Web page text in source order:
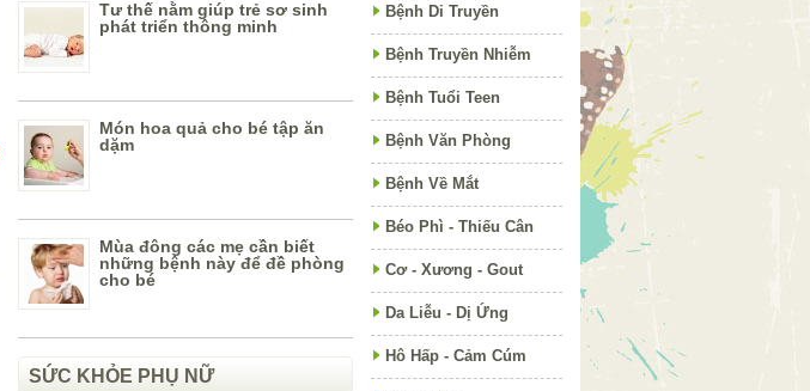
Tư thế nằm giúp trẻ sơ sinh
phát triển thông minh
Món hoa quả cho bé tập ăn
dặm
Mùa đông các mẹ cần biết
những bệnh này để đề phòng
cho bé
SỨC KHỎE PHỤ NỮ
Bệnh Di Truyền
Bệnh Truyền Nhiễm
Bệnh Tuổi Teen
Bệnh Văn Phòng
Bệnh Về Mắt
Béo Phì - Thiếu Cân
Cơ - Xương - Gout
Da Liễu - Dị Ứng
Hô Hấp - Cảm Cúm